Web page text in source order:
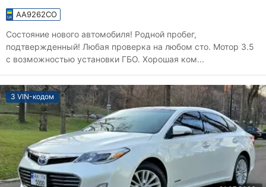
AA9262CO
Состояние нового автомобиля! Родной пробег,
подтвержденный! Любая проверка на любом сто. Мотор 3.5
с возможностью установки ГБО. Хорошая ком...
З VIN-кодом